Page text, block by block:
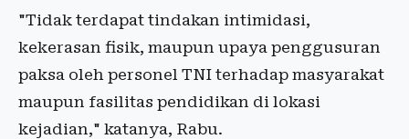
"Tidak terdapat tindakan intimidasi,
kekerasan fisik, maupun upaya penggusuran
paksa oleh personel TNI terhadap masyarakat
maupun fasilitas pendidikan di lokasi
kejadian," katanya, Rabu.